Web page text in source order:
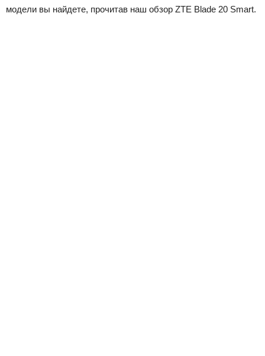
модели вы найдете, прочитав наш обзор ZTE Blade 20 Smart.